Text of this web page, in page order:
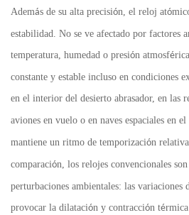
Además de su alta precisión, el reloj ató
estabilidad. No se ve afectado por factores
temperatura, humedad o presión atmosfé
constante y estable incluso en condiciones
en el interior del desierto abrasador, en las
aviones en vuelo o en naves espaciales en
mantiene un ritmo de temporización
comparación, los relojes convencionales
perturbaciones ambientales: las variaciones
provocar la dilatación y contracción térmica